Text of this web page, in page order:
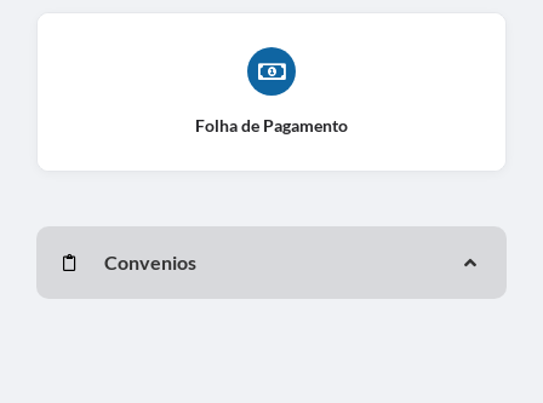
Folha de Pagamento
Convenios